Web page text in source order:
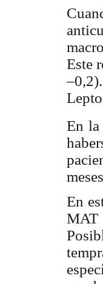
Este
En la
En